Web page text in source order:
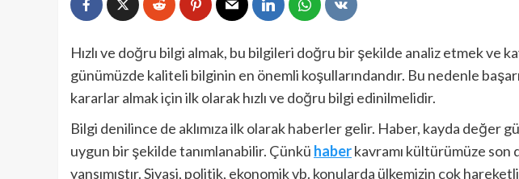
Hızlı ve doğru bilgi almak, bu bilgileri doğru bir şekilde analiz etmek ve
günümüzde kaliteli bilginin en önemli koşullarındandır. Bu nedenle
kararlar almak için ilk olarak hızlı ve doğru bilgi edinilmelidir.
Bilgi denilince de aklımıza ilk olarak haberler gelir. Haber, kayda değer
uygun bir şekilde tanımlanabilir. Çünkü haberkavramı kültürümüze son
yansımıştır. Siyasi, politik, ekonomik vb. konularda ülkemizin çok